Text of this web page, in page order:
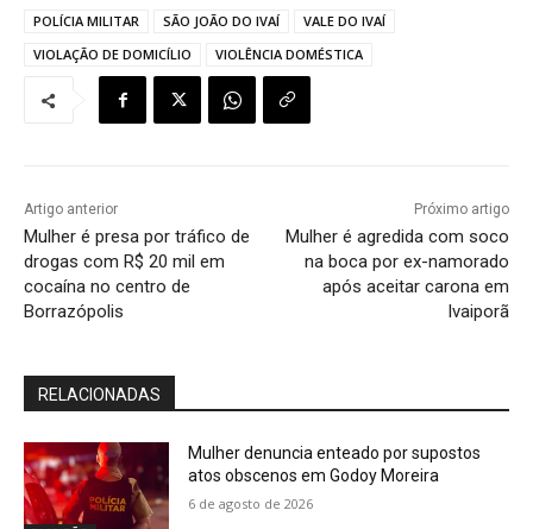
POLÍCIA MILITAR SÃO JOÃO DO IVAÍ
VALE DO IVAÍ
VIOLAÇÃO DE DOMICÍLIO
VIOLÊNCIA DOMÉSTICA
Artigo anterior
Mulher é presa por tráfico de
drogas com R$ 20 mil em
cocaína no centro de
Borrazópolis
Próximo artigo
Mulher é agredida com soco
na boca por ex-namorado
após aceitar carona em
Ivaiporã
RELACIONADAS
Mulher denuncia enteado por supostos
atos obscenos em Godoy Moreira
6 de agosto de 2026